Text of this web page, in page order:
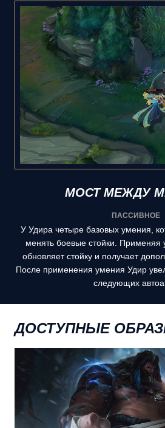
МОСТ МЕЖДУ
ПАССИВНОЕ
У Удира четыре базовых умения,
менять боевые стойки. Применяя
обновляет стойку и получает
После применения умения Удир
следующих
ДОСТУПНЫЕ